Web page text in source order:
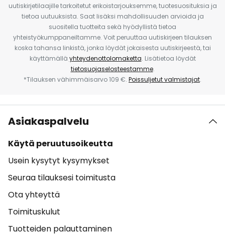
uutiskirjetilaajille tarkoitetut erikoistarjouksemme, tuotesuosituksia ja
tietoa uutuuksista. Saat lisäksi mahdollisuuden arvioida ja
suositella tuotteita sekä hyödyllistä tietoa
yhteistyökumppaneiltamme. Voit peruuttaa uutiskirjeen tilauksen
koska tahansa linkistä, jonka löydät jokaisesta uutiskirjeestä, tai
käyttämällä yhteydenottolomaketta. Lisätietoa löydät
tietosuojaselosteestamme.
*Tilauksen vähimmäisarvo 109 €. Poissuljetut valmistajat.
Asiakaspalvelu
Käytä peruutusoikeutta
Usein kysytyt kysymykset
Seuraa tilauksesi toimitusta
Ota yhteyttä
Toimituskulut
Tuotteiden palauttaminen